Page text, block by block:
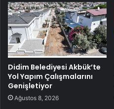
Didim Belediyesi Akbük’te
Yol Yapım Çalışmalarını
Genişletiyor
Ağustos 8, 2026